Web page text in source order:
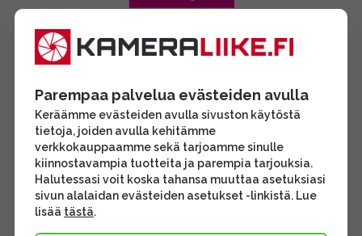
Parempaa palvelua evästeiden avulla
Keräämme evästeiden avulla sivuston käytöstä
tietoja, joiden avulla kehitämme
verkkokauppaamme sekä tarjoamme sinulle
kiinnostavampia tuotteita ja parempia tarjouksia.
Halutessasi voit koska tahansa muuttaa asetuksiasi
sivun alalaidan evästeiden asetukset -linkistä. Lue
lisää tästä.